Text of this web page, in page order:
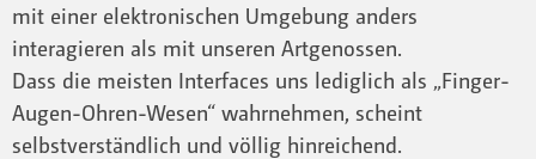
mit einer elektronischen Umgebung anders
interagieren als mit unseren Artgenossen.
Dass die meisten Interfaces uns lediglich als „Finger-
Augen-Ohren-Wesen“ wahrnehmen, scheint
selbstverständlich und völlig hinreichend.